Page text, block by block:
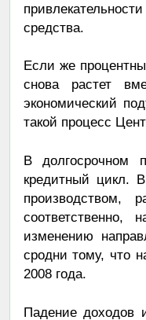
средства.
Если же
снова растет
экономический
такой процесс
В долгосрочном
кредитный цикл.
производством,
изменению
сродни тому, что
2008 года.
Падение доходов